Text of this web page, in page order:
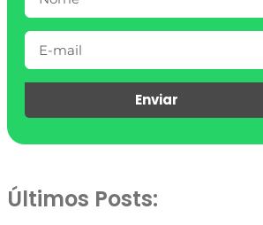
Enviar
Últimos Posts: